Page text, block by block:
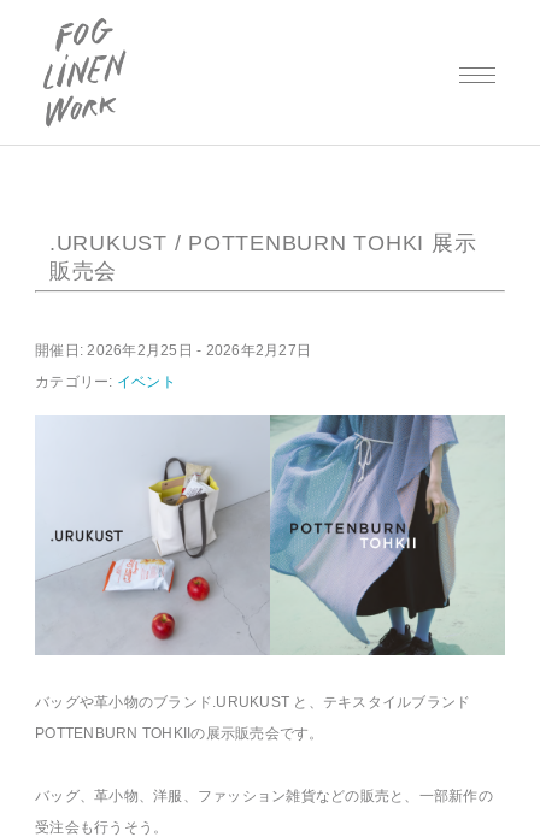
.URUKUST / POTTENBURN TOHKI 展示
販売会
開催日: 2026年2月25日 - 2026年2月27日
カテゴリー: イベント
バッグや革小物のブランド.URUKUST と、テキスタイルブランド
POTTENBURN TOHKIIの展示販売会です。
バッグ、革小物、洋服、ファッション雑貨などの販売と、一部新作の
受注会も行うそう。